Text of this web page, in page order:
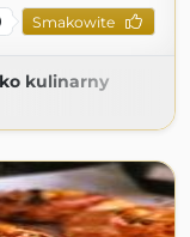
Smakowite
kulinarny